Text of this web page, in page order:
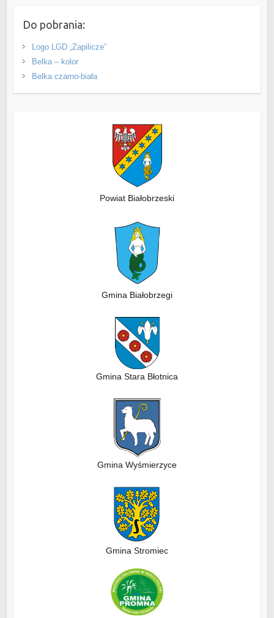
Do pobrania:
Logo LGD „Zapilicze”
Belka – kolor
Belka czarno-biała
Powiat Białobrzeski
Gmina Białobrzegi
Gmina Stara Błotnica
Gmina Wyśmierzyce
Gmina Stromiec